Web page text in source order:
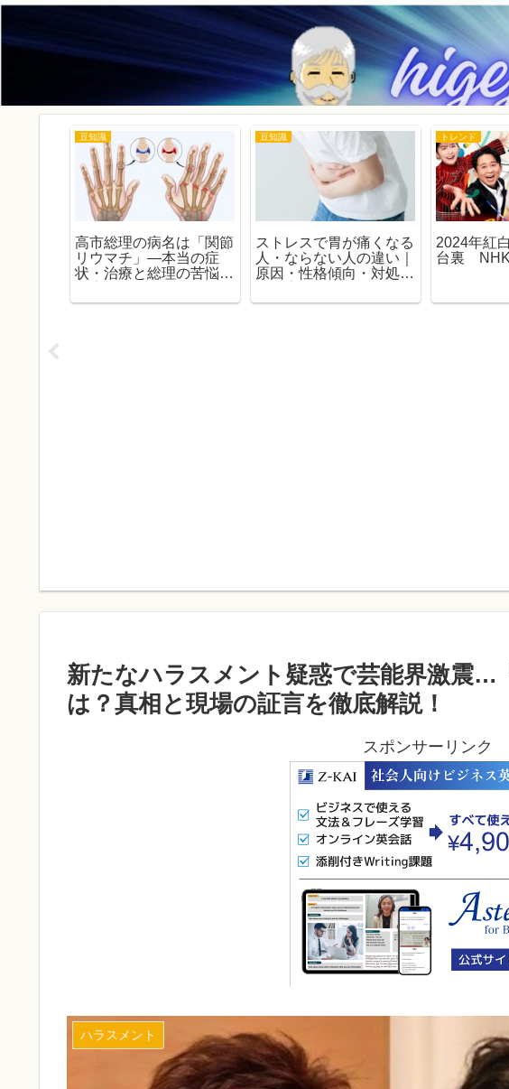
豆知識
高市総理の病名は「関節
リウマチ」―本当の症
状・治療と総理の苦悩を
豆知識
ストレスで胃が痛くなる
人・ならない人の違い｜
原因・性格傾向・対処法
トレンド
2024年紅
台裏
新たなハラスメント疑惑で芸能界激震…
は？真相と現場の証言を徹底解説！
スポンサーリンク
ハラスメント